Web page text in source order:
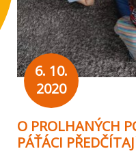
6. 10.
2020
O PROLHANÝCH
PÁŤÁCI